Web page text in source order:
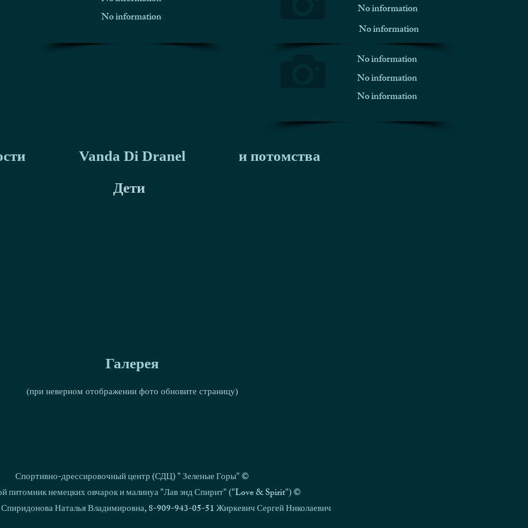
No information
No information
No information
No information
No information
No information
Vanda Di Dranel и потомства
Дети
Галерея
(при неверном отображении фото обновите страницу)
Спортивно-дрессировочный центр (СДЦ) " Зеленые Горы" ©
питомник немецких овчарок и малинуа "Лав энд Спирит" ("Love & Spirit") ©
Наталья Владимировна, 8-909-943-05-51 Жиркевич Сергей Николаевич